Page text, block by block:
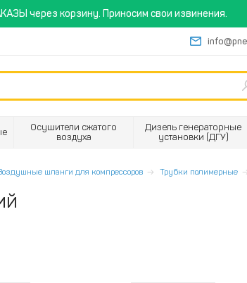
через корзину. Приносим свои извинения.
Осушители сжатого
воздуха
Дизель генераторные
установки (ДГУ)
шланги для компрессоров Трубки полимерные